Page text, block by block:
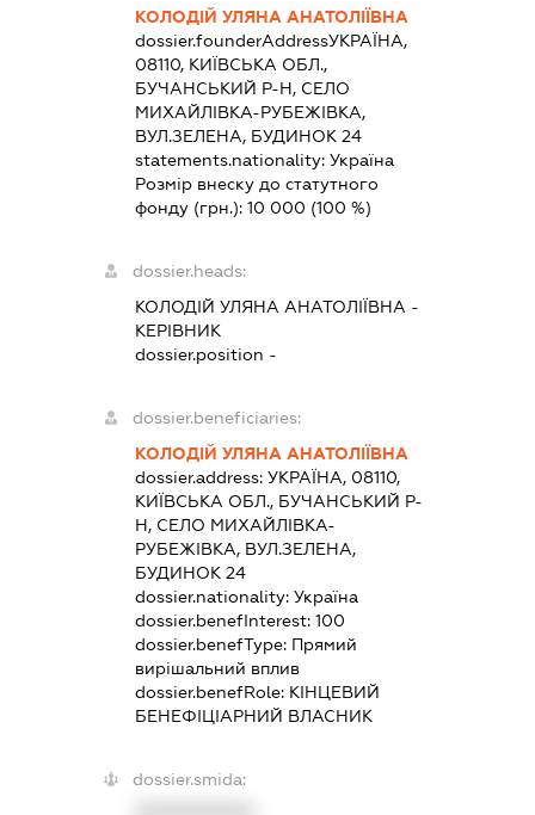
КОЛОДІЙ УЛЯНА АНАТОЛІЇВНА
dossier.founderAddressУКРАЇНА,
08110, КИЇВСЬКА ОБЛ.,
БУЧАНСЬКИЙ Р-Н, СЕЛО
МИХАЙЛІВКА-РУБЕЖІВКА,
ВУЛ.ЗЕЛЕНА, БУДИНОК 24
statements.nationality: Україна
Розмір внеску до статутного
фонду (грн.): 10 000 (100 %)
dossier.heads:
КОЛОДІЙ УЛЯНА АНАТОЛІЇВНА -
КЕРІВНИК
dossier.position -
dossier.beneficiaries:
КОЛОДІЙ УЛЯНА АНАТОЛІЇВНА
dossier.address: УКРАЇНА, 08110,
КИЇВСЬКА ОБЛ., БУЧАНСЬКИЙ Р-
Н, СЕЛО МИХАЙЛІВКА-
РУБЕЖІВКА, ВУЛ.ЗЕЛЕНА,
БУДИНОК 24
dossier.nationality: Україна
dossier.benefInterest: 100
dossier.benefType: Прямий
вирішальний вплив
dossier.benefRole: КІНЦЕВИЙ
БЕНЕФІЦІАРНИЙ ВЛАСНИК
dossier.smida: